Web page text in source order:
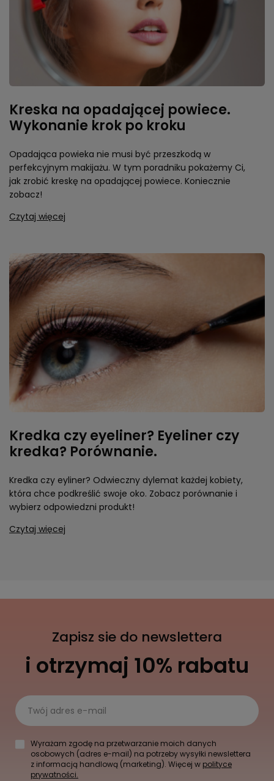
Kreska na opadającej powiece.
Wykonanie krok po kroku
Opadająca powieka nie musi być przeszkodą w
perfekcyjnym makijażu. W tym poradniku pokażemy Ci,
jak zrobić kreskę na opadającej powiece. Koniecznie
zobacz!
Czytaj więcej
Kredka czy eyeliner? Eyeliner czy
kredka? Porównanie.
Kredka czy eyliner? Odwieczny dylemat każdej kobiety,
która chce podkreślić swoje oko. Zobacz porównanie i
wybierz odpowiedzni produkt!
Czytaj więcej
Zapisz sie do newslettera
i otrzymaj 10% rabatu
Twój adres e-mail
Wyrażam zgodę na przetwarzanie moich danych
osobowych (adres e-mail) na potrzeby wysyłki newslettera
z informacją handlową (marketing). Więcej w polityce
prywatności.